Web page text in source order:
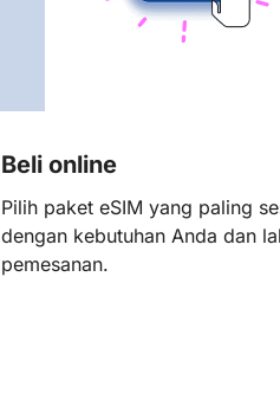
Beli online
Pilih paket eSIM yang paling
dengan kebutuhan Anda dan
pemesanan.